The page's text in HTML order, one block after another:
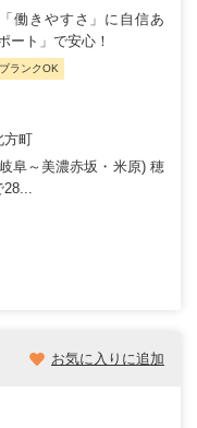
働きやすさ」に自信あ
ート」で安心！
ブランクOK
方町
阜～美濃赤坂・米原) 穂
お気に入りに追加